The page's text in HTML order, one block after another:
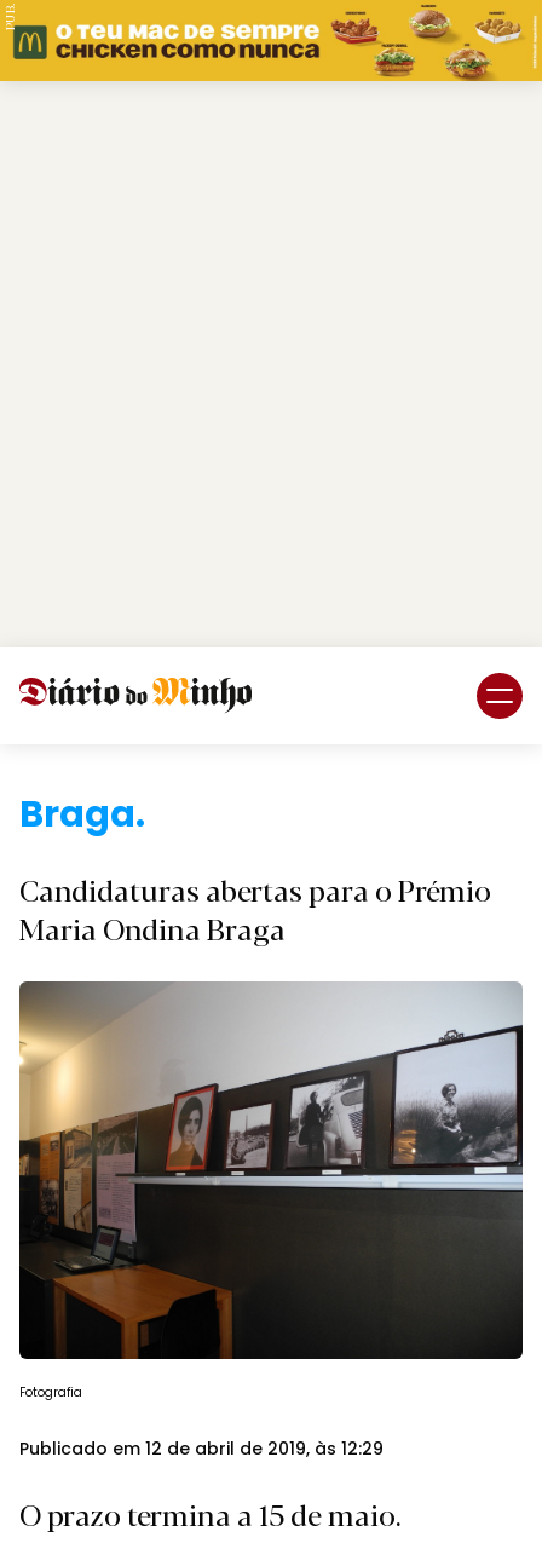
PUB.
Br
Candidaturas abertas para o Prémio
Maria Ondina Braga
Fotografia
Publicado em 12 de abril de 2019, às 12:29
O prazo termina a 15 de maio.